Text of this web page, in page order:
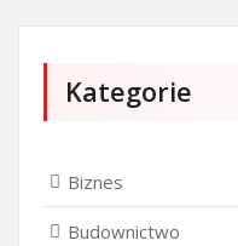
Kategorie
Biznes
Budownictwo